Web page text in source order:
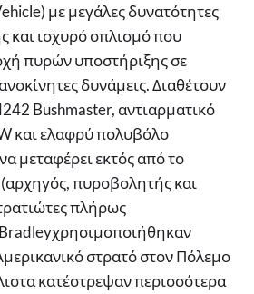
με μεγάλες δυνατότητες
και ισχυρό οπλισμό που
πυρών υποστήριξης σε
δυνάμεις. Διαθέτουν
Bushmaster, αντιαρματικό
και ελαφρύ πολυβόλο
μεταφέρει εκτός από το
πυροβολητής και
πλήρως
στρατό στον Πόλεμο
κατέστρεψαν περισσότερα